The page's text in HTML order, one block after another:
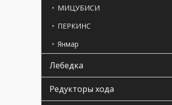
МИЦУБИСИ
ПЕРКИНС
Янмар
Лебедка
Редукторы хода